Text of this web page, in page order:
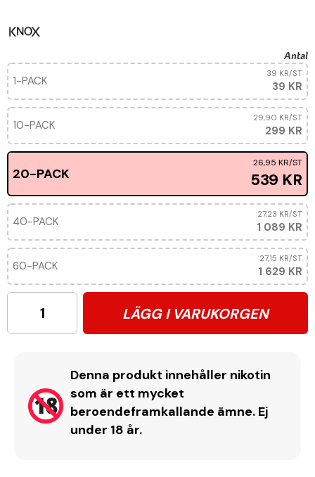
Antal
1-PACK 39 KR
39 KR/ST
10-PACK 299 KR
29,90 KR/ST
20-PACK 539 KR
26,95 KR/ST
40-PACK 1 089 KR
27,23 KR/ST
60-PACK 1 629 KR
27,15 KR/ST
LÄGG I VARUKORGEN
Denna produkt innehåller nikotin
som är ett mycket
beroendeframkallande ämne. Ej
under 18 år.